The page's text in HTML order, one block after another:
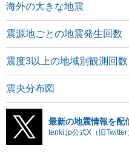
海外の大きな地震
震源地ごとの地震発生回数
震度3以上の地域別観測回数
震央分布図
最新の地震情報を配
tenki.jp公式X（旧Twitter